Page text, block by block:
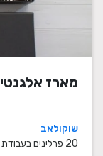
מארז אלגנטי
שוקולאב
20 פרלינים בעבודת יד קיימים 3 צבעים- כחול קלאסי, פראי ותכלת